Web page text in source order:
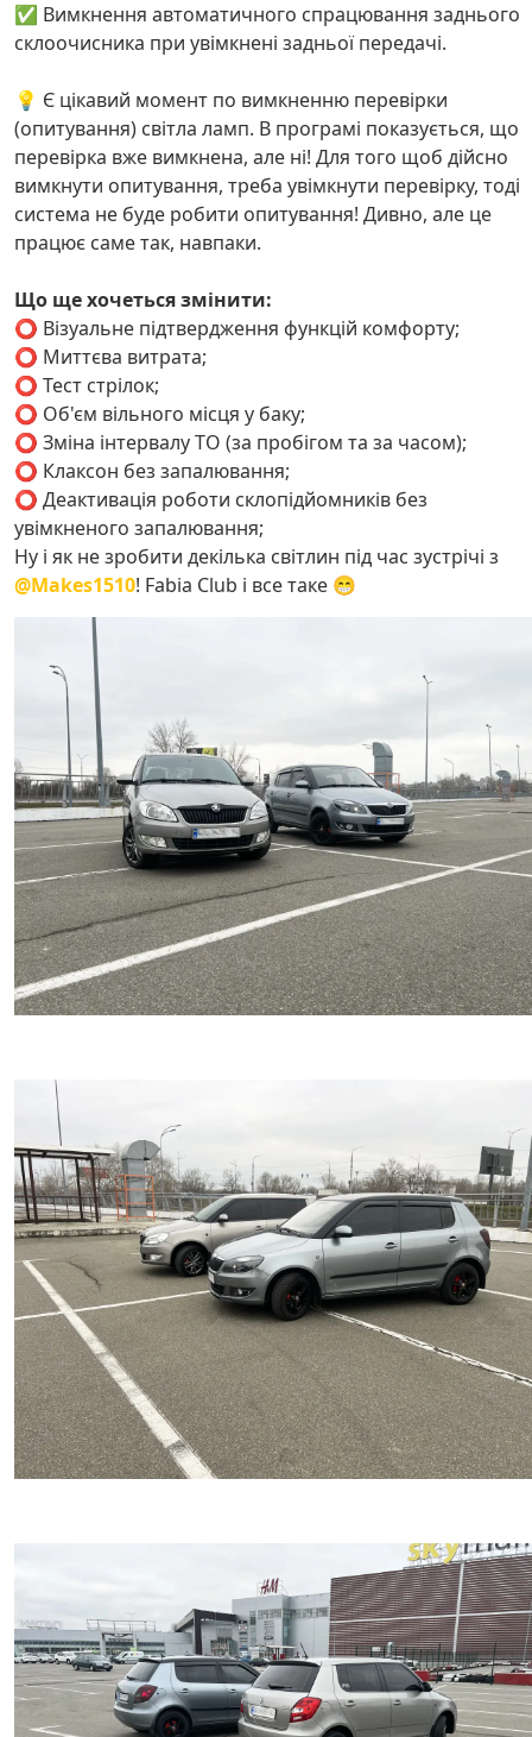
✅ Вимкнення автоматичного спрацювання заднього
склоочисника при увімкнені задньої передачі.
💡 Є цікавий момент по вимкненню перевірки
(опитування) світла ламп. В програмі показується, що
перевірка вже вимкнена, але ні! Для того щоб дійсно
вимкнути опитування, треба увімкнути перевірку, тоді
система не буде робити опитування! Дивно, але це
працює саме так, навпаки.
Що ще хочеться змінити:
⭕️ Візуальне підтвердження функцій комфорту;
⭕️ Миттєва витрата;
⭕️ Тест стрілок;
⭕️ Об'єм вільного місця у баку;
⭕️ Зміна інтервалу ТО (за пробігом та за часом);
⭕️ Клаксон без запалювання;
⭕️ Деактивація роботи склопідйомників без
увімкненого запалювання;
Ну і як не зробити декілька світлин під час зустрічі з
@Makes1510! Fabia Club і все таке 😁